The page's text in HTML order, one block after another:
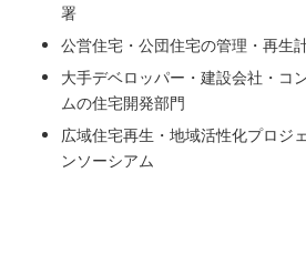
署
公営住宅・公団住宅の管理・再生
大手デベロッパー・建設会社・コ
ムの住宅開発部門
広域住宅再生・地域活性化プロジ
ンソーシアム